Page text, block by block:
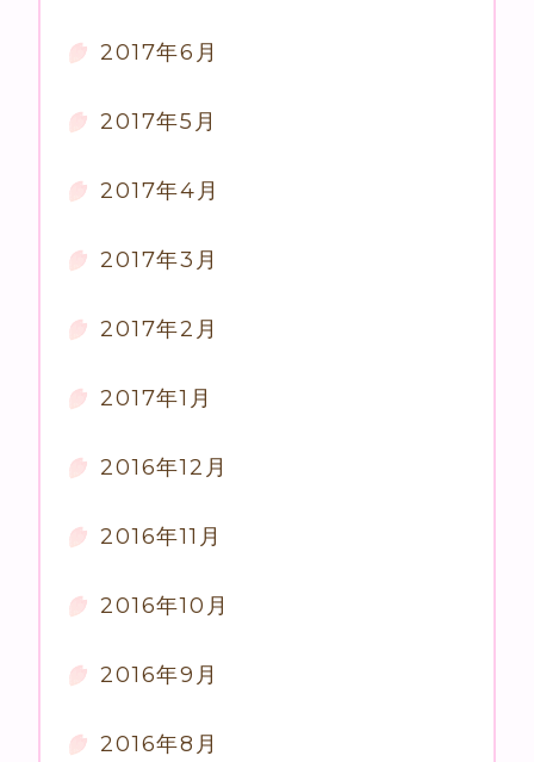
2017年6月
2017年5月
2017年4月
2017年3月
2017年2月
2017年1月
2016年12月
2016年11月
2016年10月
2016年9月
2016年8月